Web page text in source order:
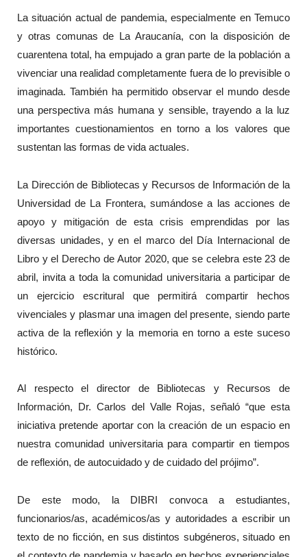
La situación actual de pandemia, especialmente en Temuco
y otras comunas de La Araucanía, con la disposición de
cuarentena total, ha empujado a gran parte de la población a
vivenciar una realidad completamente fuera de lo previsible o
imaginada. También ha permitido observar el mundo desde
una perspectiva más humana y sensible, trayendo a la luz
importantes cuestionamientos en torno a los valores que
sustentan las formas de vida actuales.
La Dirección de Bibliotecas y Recursos de Información de la
Universidad de La Frontera, sumándose a las acciones de
apoyo y mitigación de esta crisis emprendidas por las
diversas unidades, y en el marco del Día Internacional de
Libro y el Derecho de Autor 2020, que se celebra este 23 de
abril, invita a toda la comunidad universitaria a participar de
un ejercicio escritural que permitirá compartir hechos
vivenciales y plasmar una imagen del presente, siendo parte
activa de la reflexión y la memoria en torno a este suceso
histórico.
Al respecto el director de Bibliotecas y Recursos de
Información, Dr. Carlos del Valle Rojas, señaló “que esta
iniciativa pretende aportar con la creación de un espacio en
nuestra comunidad universitaria para compartir en tiempos
de reflexión, de autocuidado y de cuidado del prójimo”.
De este modo, la DIBRI convoca a estudiantes,
funcionarios/as, académicos/as y autoridades a escribir un
texto de no ficción, en sus distintos subgéneros, situado en